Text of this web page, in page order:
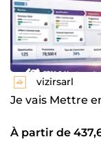
vizirsarl
Je vais Mettre
À partir de